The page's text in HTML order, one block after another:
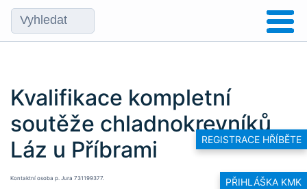
REGISTRACE HŘÍBĚTE
PŘIHLÁŠKA KMK
Kvalifikace kompletní
soutěže chladnokrevníků
Láz u Příbrami
Kontaktní osoba p. Jura 731199377.